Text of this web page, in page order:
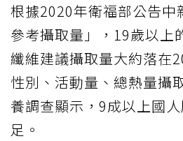
根據2020年衛福部公告中
參考攝取量」，19歲以上
纖維建議攝取量大約落在
性別、活動量、總熱量攝
養調查顯示，9成以上國
足。